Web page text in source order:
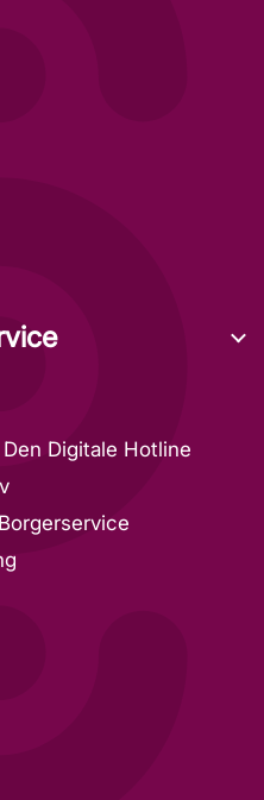
Digitale Hotline